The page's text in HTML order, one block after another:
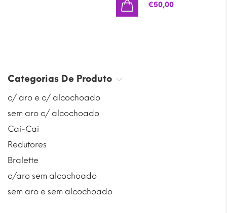
€50,00
Categorias De Produto
c/ aro e c/ alcochoado
sem aro c/ alcochoado
Cai-Cai
Redutores
Bralette
c/aro sem alcochoado
sem aro e sem alcochoado